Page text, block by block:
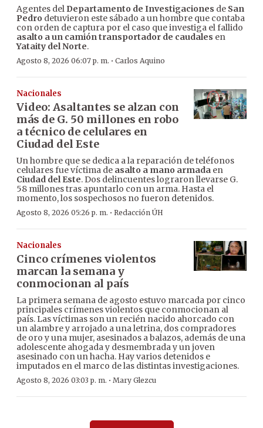
Agentes del Departamento de Investigaciones de San
Pedro detuvieron este sábado a un hombre que contaba
con orden de captura por el caso que investiga el fallido
asalto a un camión transportador de caudales en
Yataity del Norte.
Agosto 8, 2026 06:07 p. m. · Carlos Aquino
Nacionales
Video: Asaltantes se alzan con
más de G. 50 millones en robo
a técnico de celulares en
Ciudad del Este
Un hombre que se dedica a la reparación de teléfonos
celulares fue víctima de asalto a mano armada en
Ciudad del Este. Dos delincuentes lograron llevarse G.
58 millones tras apuntarlo con un arma. Hasta el
momento, los sospechosos no fueron detenidos.
Agosto 8, 2026 05:26 p. m. · Redacción ÚH
Nacionales
Cinco crímenes violentos
marcan la semana y
conmocionan al país
La primera semana de agosto estuvo marcada por cinco
principales crímenes violentos que conmocionan al
país. Las víctimas son un recién nacido ahorcado con
un alambre y arrojado a una letrina, dos compradores
de oro y una mujer, asesinados a balazos, además de una
adolescente ahogada y desmembrada y un joven
asesinado con un hacha. Hay varios detenidos e
imputados en el marco de las distintas investigaciones.
Agosto 8, 2026 03:03 p. m. · Mary Glezcu